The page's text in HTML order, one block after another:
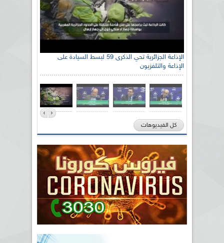
الإذاعة الجزائرية تحي الذكرى 59 لبسط السيادة على
الإذاعة والتلفزيون
كل الفيديوهات